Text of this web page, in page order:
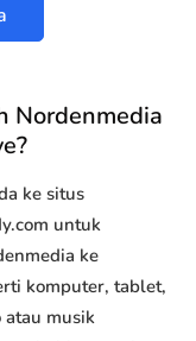
Nordenmedia
ke situs
untuk
ke
komputer, tablet,
atau musik